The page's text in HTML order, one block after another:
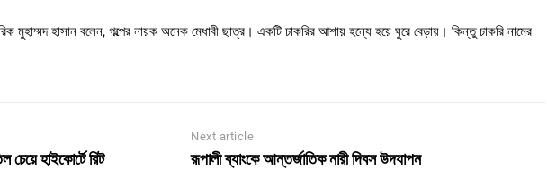
মুহাম্মদ হাসান বলেন, গল্পের নায়ক অনেক মেধাবী ছাত্র। একটি চাকরির আশায় হন্যে হয়ে ঘুরে বেড়ায়। কিন্তু চাকরি নামের
চেয়ে হাইকোর্টে রিট
Next article
রূপালী ব্যাংকে আন্তর্জাতিক নারী দিবস উদযাপন